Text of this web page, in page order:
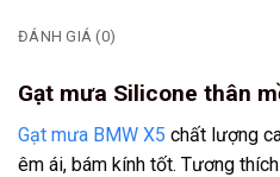
ĐÁNH GIÁ (0)
Gạt mưa Silicone thân
Gạt mưa BMW X5 chất lượng
êm ái, bám kính tốt. Tương